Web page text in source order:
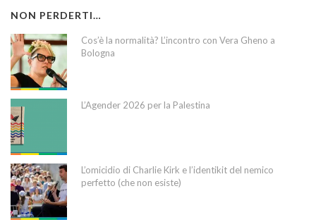
NON PERDERTI…
Cos’è la normalità? L’incontro con Vera Gheno a
Bologna
L’Agender 2026 per la Palestina
L’omicidio di Charlie Kirk e l’identikit del nemico
perfetto (che non esiste)